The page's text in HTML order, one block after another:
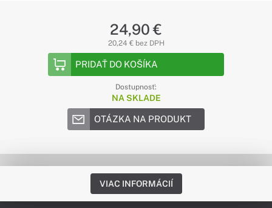
24,90 €
20,24 € bez DPH
PRIDAŤ DO KOŠÍKA
Dostupnosť:
NA SKLADE
OTÁZKA NA PRODUKT
VIAC INFORMÁCIÍ